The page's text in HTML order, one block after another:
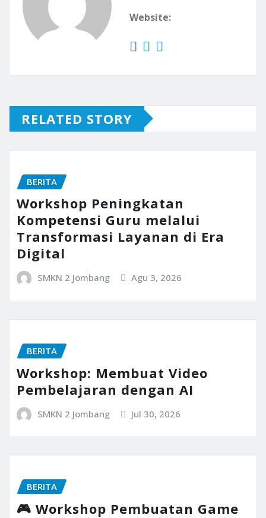
Website:
RELATED STORY
BERITA
Workshop Peningkatan
Kompetensi Guru melalui
Transformasi Layanan di Era
Digital
SMKN 2 Jombang Agu 3, 2026
BERITA
Workshop: Membuat Video
Pembelajaran dengan AI
SMKN 2 Jombang Jul 30, 2026
BERITA
🎮 Workshop Pembuatan Game